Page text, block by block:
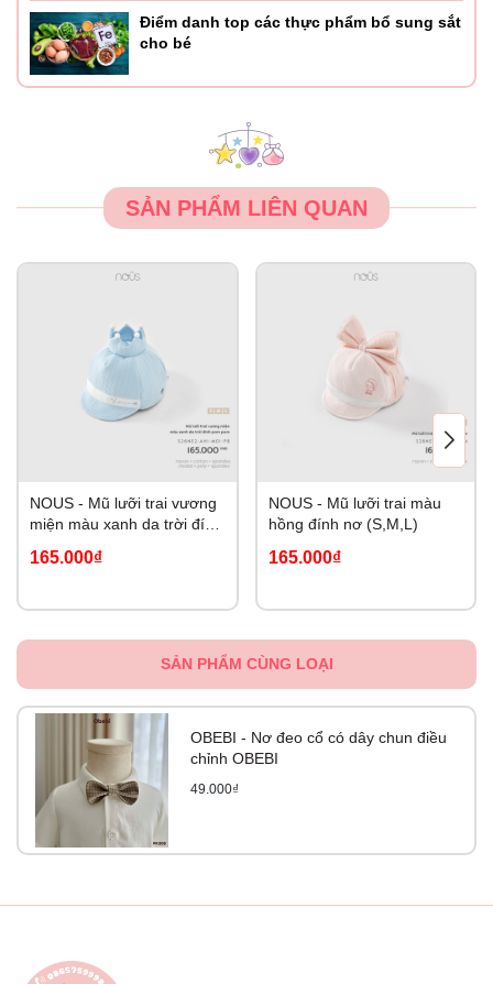
Điểm danh top các thực phẩm bổ sung sắt
cho bé
SẢN PHẨM LIÊN QUAN
NOUS - Mũ lưỡi trai vương
miện màu xanh da trời đính
165.000₫
NOUS - Mũ lưỡi trai màu
hồng đính nơ (S,M,L)
165.000₫
SẢN PHẨM CÙNG LOẠI
OBEBI - Nơ đeo cổ có dây chun điều
chỉnh OBEBI
49.000₫